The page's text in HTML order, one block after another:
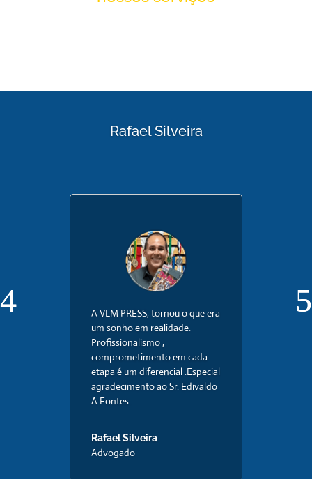
Rafael Silveira
A VLM PRESS, tornou o que era
um sonho em realidade.
Profissionalismo ,
comprometimento em cada
etapa é um diferencial .Especial
agradecimento ao Sr. Edivaldo
A Fontes.
Rafael Silveira
Advogado